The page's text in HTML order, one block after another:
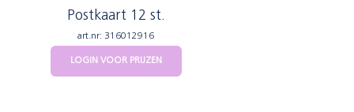
Postkaart 12 st.
art.nr: 316012916
LOGIN VOOR PRIJZEN